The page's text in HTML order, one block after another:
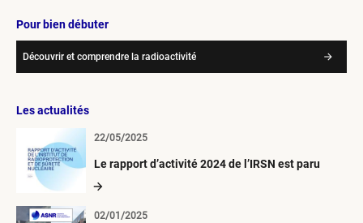
Pour bien débuter
Découvrir et comprendre la radioactivité
Les actualités
Le rapport d’activité 2024 de l’IRSN est paru
22/05/2025
02/01/2025